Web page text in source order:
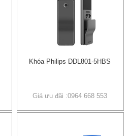
Khóa Philips DDL801-5HBS
Giá ưu đãi :0964 668 553